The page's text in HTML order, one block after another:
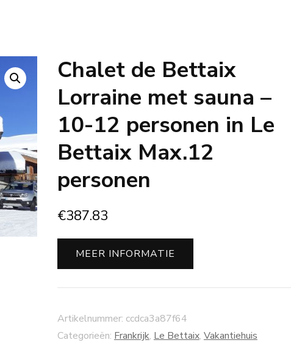
Chalet de Bettaix
Lorraine met sauna –
10-12 personen in Le
Bettaix Max.12
personen
€387.83
MEER INFORMATIE
Artikelnummer: ccdca3a87f64
Categorieën: Frankrijk, Le Bettaix, Vakantiehuis